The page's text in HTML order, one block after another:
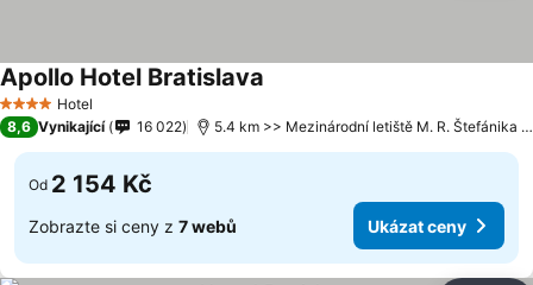
4 Počet hvězdiček
Hotel
Apollo Hotel Bratislava
8,6 Vynikající 16 022 5.4 km >> Mezinárodní letiště M. R. Štefánika Bratislava
Od 2 154 Kč
Zobrazte si ceny z 7 webů Ukázat ceny